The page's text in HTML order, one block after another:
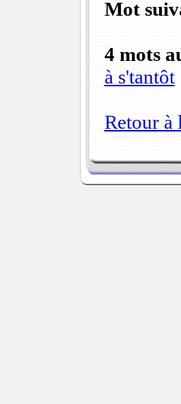
Mot
4 mots
à s'tantôt
Retour à